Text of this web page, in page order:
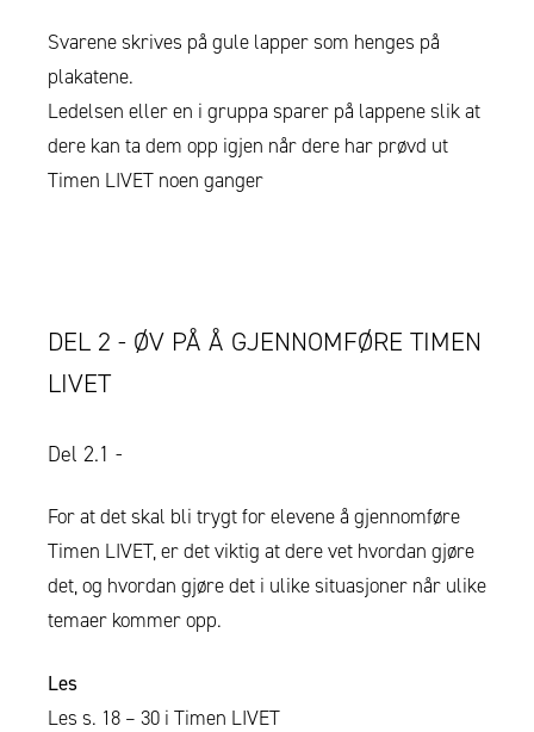
Svarene skrives på gule lapper som henges på
plakatene.
Ledelsen eller en i gruppa sparer på lappene slik at
dere kan ta dem opp igjen når dere har prøvd ut
Timen LIVET noen ganger
DEL 2 - ØV PÅ Å GJENNOMFØRE TIMEN
LIVET
Del 2.1 -
For at det skal bli trygt for elevene å gjennomføre
Timen LIVET, er det viktig at dere vet hvordan gjøre
det, og hvordan gjøre det i ulike situasjoner når ulike
temaer kommer opp.
Les
Les s. 18 – 30 i Timen LIVET